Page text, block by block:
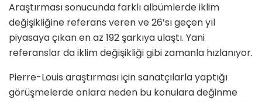
Araştırması sonucunda farklı albümlerde iklim
değişikliğine referans veren ve 26’sı geçen yıl
piyasaya çıkan en az 192 şarkıya ulaştı. Yani
referanslar da iklim değişikliği gibi zamanla hızlanıyor.
Pierre-Louis araştırması için sanatçılarla yaptığı
görüşmelerde onlara neden bu konulara değinme